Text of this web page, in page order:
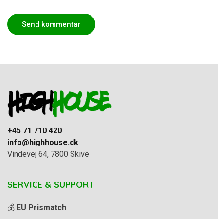
+45 71 710 420
info@highhouse.dk
Vindevej 64, 7800 Skive
SERVICE & SUPPORT
💰 EU Prismatch